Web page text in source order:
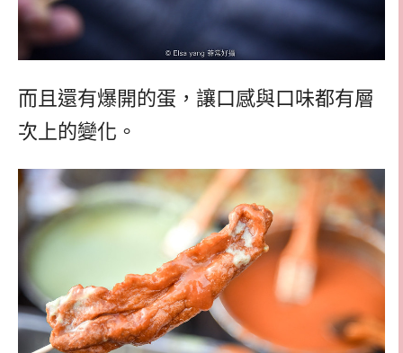
而且還有爆開的蛋，讓口感與口味都有層
次上的變化。